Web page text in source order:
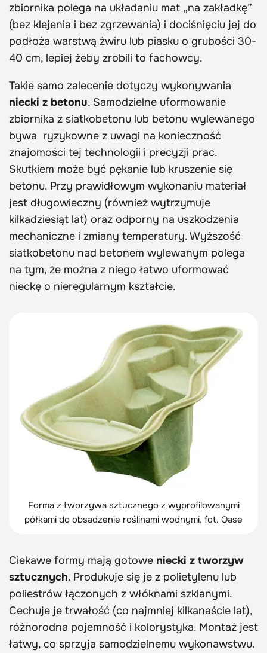
zbiornika polega na układaniu mat „na zakładkę”
(bez klejenia i bez zgrzewania) i dociśnięciu jej do
podłoża warstwą żwiru lub piasku o grubości 30-
40 cm, lepiej żeby zrobili to fachowcy.
Takie samo zalecenie dotyczy wykonywania
niecki z betonu. Samodzielne uformowanie
zbiornika z siatkobetonu lub betonu wylewanego
bywa ryzykowne z uwagi na konieczność
znajomości tej technologii i precyzji prac.
Skutkiem może być pękanie lub kruszenie się
betonu. Przy prawidłowym wykonaniu materiał
jest długowieczny (również wytrzymuje
kilkadziesiąt lat) oraz odporny na uszkodzenia
mechaniczne i zmiany temperatury. Wyższość
siatkobetonu nad betonem wylewanym polega
na tym, że można z niego łatwo uformować
nieckę o nieregularnym kształcie.
Forma z tworzywa sztucznego z wyprofilowanymi
półkami do obsadzenie roślinami wodnymi, fot. Oase
Ciekawe formy mają gotowe niecki z tworzyw
sztucznych. Produkuje się je z polietylenu lub
poliestrów łączonych z włóknami szklanymi.
Cechuje je trwałość (co najmniej kilkanaście lat),
różnorodna pojemność i kolorystyka. Montaż jest
łatwy, co sprzyja samodzielnemu wykonawstwu.